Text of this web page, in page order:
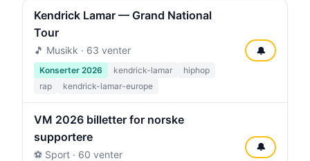
Kendrick Lamar — Grand National
Tour
🎵 Musikk · 63 venter
Konserter 2026 kendrick-lamar
hiphop
rap
kendrick-lamar-europe
🔔
VM 2026 billetter for norske
supportere
⚽ Sport · 60 venter
🔔